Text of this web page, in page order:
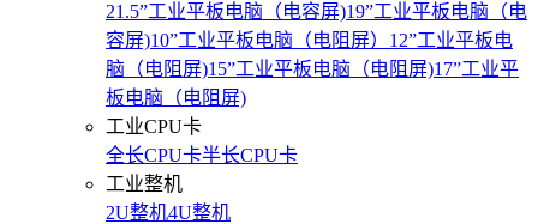
21.5”工业平板电脑（电容屏)19”工业平板电脑（电
容屏)10”工业平板电脑（电阻屏） 12”工业平板电
脑（电阻屏)15”工业平板电脑（电阻屏)17”工业平
板电脑（电阻屏)
工业CPU卡
全长CPU卡半长CPU卡
工业整机
2U整机4U整机